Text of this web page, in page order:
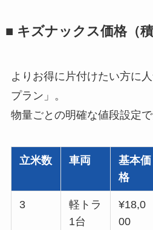
■ キズナックス価格（
よりお得に片付けたい方に
プラン」。
物量ごとの明確な値段設定で
立米数 車両
基本価
格
3
軽トラ
1台
¥18,0
00